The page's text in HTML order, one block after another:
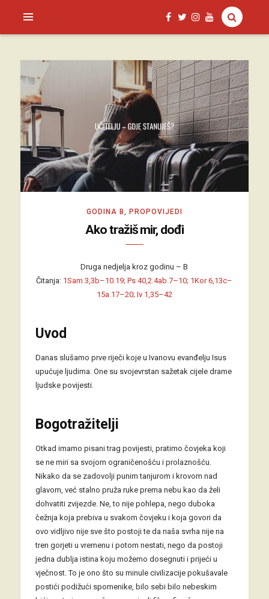
SAGUD.XYZ
GODINA B PROPOVIJEDI
Ako tražiš mir, dođi
Druga nedjelja kroz godinu – B
Čitanja: 1Sam 3,3b–10.19; Ps 40,2.4ab.7–10; 1Kor 6,13c–
15a.17–20; Iv 1,35–42
Uvod
Danas slušamo prve riječi koje u Ivanovu evanđelju Isus
upućuje ljudima. One su svojevrstan sažetak cijele drame
ljudske povijesti.
Bogotražitelji
Otkad imamo pisani trag povijesti, pratimo čovjeka koji
se ne miri sa svojom ograničenošću i prolaznošću.
Nikako da se zadovolji punim tanjurom i krovom nad
glavom, već stalno pruža ruke prema nebu kao da želi
dohvatiti zvijezde. Ne, to nije pohlepa, nego duboka
čežnja koja prebiva u svakom čovjeku i koja govori da
ovo vidljivo nije sve što postoji te da naša svrha nije na
tren gorjeti u vremenu i potom nestati, nego da postoji
jedna dublja istina koju možemo dosegnuti i prijeći u
vječnost. To je ono što su minule civilizacije pokušavale
postići podižući spomenike, bilo sebi bilo nebeskim